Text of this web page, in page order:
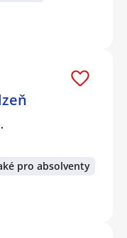
pro absolventy